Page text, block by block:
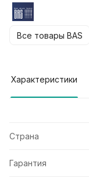
Все товары BAS
Характеристики
Страна
Гарантия